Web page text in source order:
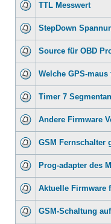
TTL Messwert
StepDown
Source für OBD
Welche GPS-
Timer 7
Andere Firmware
GSM Fernschalter
Prog-adapter des
Aktuelle Firmware
GSM-Schaltung